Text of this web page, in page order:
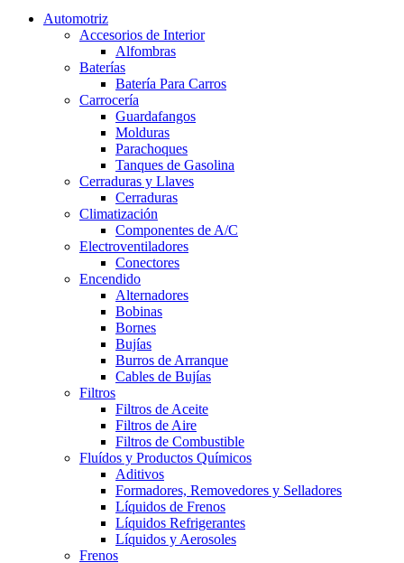
Automotriz
Accesorios de Interior
Alfombras
Baterías
Batería Para Carros
Carrocería
Guardafangos
Molduras
Parachoques
Tanques de Gasolina
Cerraduras y Llaves
Cerraduras
Climatización
Componentes de A/C
Electroventiladores
Conectores
Encendido
Alternadores
Bobinas
Bornes
Bujías
Burros de Arranque
Cables de Bujías
Filtros
Filtros de Aceite
Filtros de Aire
Filtros de Combustible
Fluídos y Productos Químicos
Aditivos
Formadores, Removedores y Selladores
Líquidos de Frenos
Líquidos Refrigerantes
Líquidos y Aerosoles
Frenos